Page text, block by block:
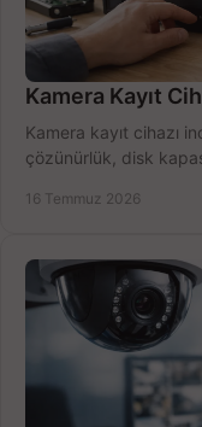
Kamera Kayıt
Kamera kayıt cihazı
çözünürlük, disk
16 Temmuz 2026